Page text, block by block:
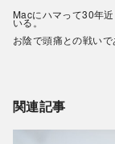
Macにハマって30年
いる。
お陰で頭痛との戦いで
関連記事